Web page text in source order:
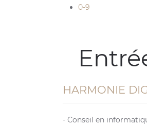
0-9
HARMONIE
- Conseil en